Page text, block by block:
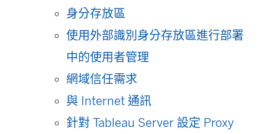
身分存放區
使用外部識別身分存放區進行部署
中的使用者管理
網域信任需求
與 Internet 通訊
針對 Tableau Server 設定 Proxy